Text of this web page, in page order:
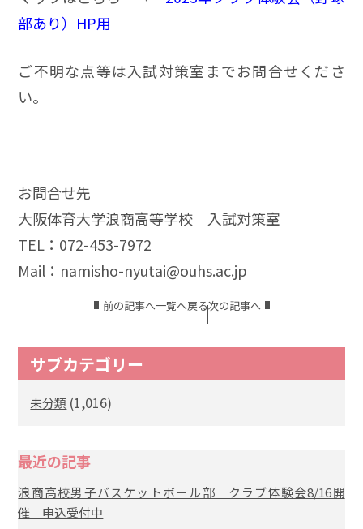
部あり）HP用
ご不明な点等は入試対策室までお問合せくださ
い。
お問合せ先
大阪体育大学浪商高等学校 入試対策室
TEL：072-453-7972
Mail：namisho-nyutai@ouhs.ac.jp
前の記事へ一覧へ戻る次の記事へ
サブカテゴリー
未分類 (1,016)
最近の記事
浪商高校男子バスケットボール部 クラブ体験会8/16開
催 申込受付中